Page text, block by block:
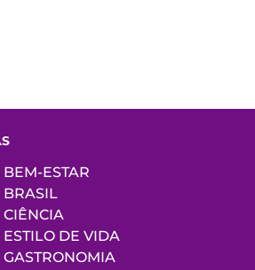
BEM-ESTAR
BRASIL
CIÊNCIA
ESTILO DE VIDA
GASTRONOMIA